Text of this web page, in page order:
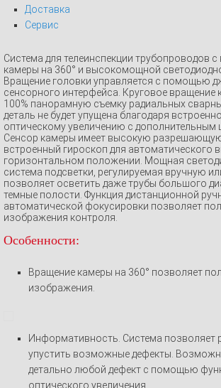
Доставка
Сервис
Система для телеинспекции трубопроводов
камеры на 360° и высокомощной
Вращение головки управляется с помощью
сенсорного интерфейса. Круговое вращение
100% панорамную съемку радиальных
деталь не будет упущена благодаря
оптическому увеличению с
Сенсор камеры имеет высокую
встроенный гироскоп для автоматического
горизонтальном положении. Мощная
система подсветки, регулируемая вручную
позволяет осветить даже трубы большого
темные полости. Функция дистанционной
автоматической фокусировки позволяет
изображения контроля.
Особенности:
Вращение камеры на 360° позволяет
изображения.
Информативность. Система позволяет
упустить возможные дефекты.
детально любой дефект с помощью
оптического увеличения.